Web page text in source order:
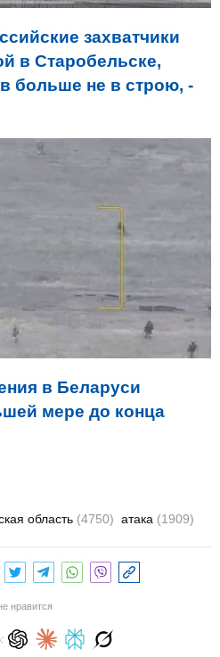
захватчики
в Старобельске,
больше не в строю, -
в Беларуси
мере до конца
область (4750) атака (1909)
нравится